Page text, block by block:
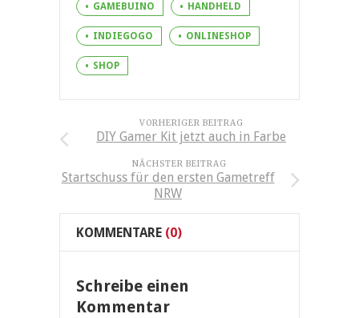
GAMEBUINO HANDHELD
INDIEGOGO ONLINESHOP
SHOP
VORHERIGER BEITRAG
DIY Gamer Kit jetzt auch in Farbe
NÄCHSTER BEITRAG
Startschuss für den ersten Gametreff
NRW
KOMMENTARE (0)
Schreibe einen
Kommentar